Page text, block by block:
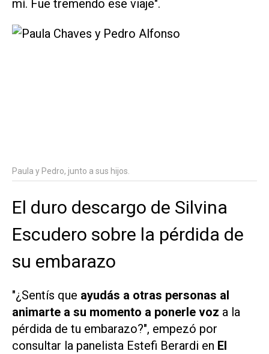
mí. Fue tremendo ese viaje".
Paula y Pedro, junto a sus hijos.
El duro descargo de Silvina
Escudero sobre la pérdida de
su embarazo
"¿Sentís que ayudás a otras personas al
animarte a su momento a ponerle voz a la
pérdida de tu embarazo?", empezó por
consultar la panelista Estefi Berardi en El